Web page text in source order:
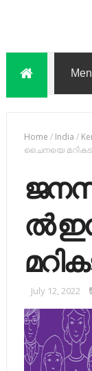
Home / India /
ചൈനയെ
ല്‍
July 12, 2022